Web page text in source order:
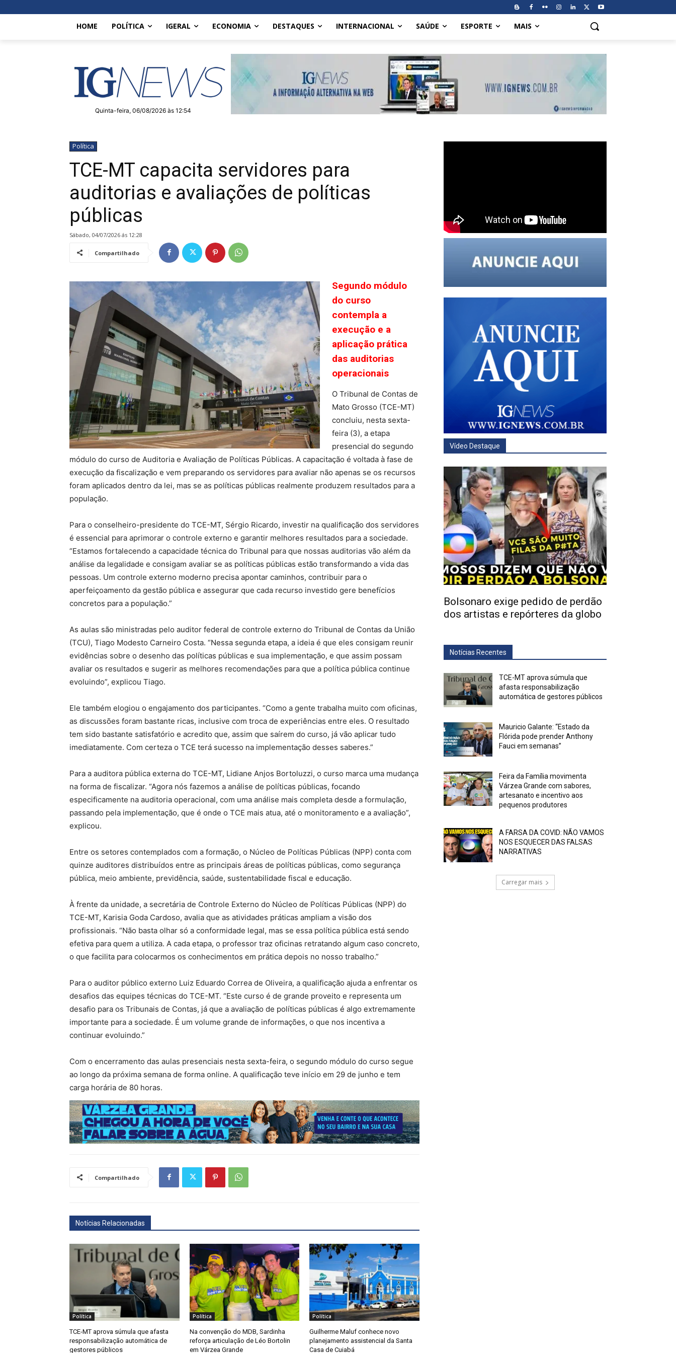
HOME POLÍTICA IGERAL ECONOMIA DESTAQUES INTERNACIONAL SAÚDE ESPORTE MAIS
Quinta-feira, 06/08/2026 às 12:54
Política
TCE-MT capacita servidores para
auditorias e avaliações de políticas
públicas
sábado, 04/07/2026 ás 12:28
Compartilhado
Segundo módulo
do curso
contempla a
execução e a
aplicação prática
das auditorias
operacionais
O Tribunal de Contas de
Mato Grosso (TCE-MT)
concluiu, nesta sexta-
feira (3), a etapa
presencial do segundo
módulo do curso de Auditoria e Avaliação de Políticas Públicas. A capacitação é voltada à fase de
execução da fiscalização e vem preparando os servidores para avaliar não apenas se os recursos
foram aplicados dentro da lei, mas se as políticas públicas realmente produzem resultados para a
população.
Para o conselheiro-presidente do TCE-MT, Sérgio Ricardo, investir na qualificação dos servidores
é essencial para aprimorar o controle externo e garantir melhores resultados para a sociedade.
“Estamos fortalecendo a capacidade técnica do Tribunal para que nossas auditorias vão além da
análise da legalidade e consigam avaliar se as políticas públicas estão transformando a vida das
pessoas. Um controle externo moderno precisa apontar caminhos, contribuir para o
aperfeiçoamento da gestão pública e assegurar que cada recurso investido gere benefícios
concretos para a população.”
As aulas são ministradas pelo auditor federal de controle externo do Tribunal de Contas da União
(TCU), Tiago Modesto Carneiro Costa. “Nessa segunda etapa, a ideia é que eles consigam reunir
evidências sobre o desenho das políticas públicas e sua implementação, e que assim possam
avaliar os resultados e sugerir as melhores recomendações para que a política pública continue
evoluindo”, explicou Tiago.
Ele também elogiou o engajamento dos participantes. “Como a gente trabalha muito com oficinas,
as discussões foram bastante ricas, inclusive com troca de experiências entre eles. O resultado
tem sido bastante satisfatório e acredito que, assim que saírem do curso, já vão aplicar tudo
imediatamente. Com certeza o TCE terá sucesso na implementação desses saberes.”
Para a auditora pública externa do TCE-MT, Lidiane Anjos Bortoluzzi, o curso marca uma mudança
na forma de fiscalizar. “Agora nós fazemos a análise de políticas públicas, focando
especificamente na auditoria operacional, com uma análise mais completa desde a formulação,
passando pela implementação, que é onde o TCE mais atua, até o monitoramento e a avaliação”,
explicou.
Entre os setores contemplados com a formação, o Núcleo de Políticas Públicas (NPP) conta com
quinze auditores distribuídos entre as principais áreas de políticas públicas, como segurança
pública, meio ambiente, previdência, saúde, sustentabilidade fiscal e educação.
À frente da unidade, a secretária de Controle Externo do Núcleo de Políticas Públicas (NPP) do
TCE-MT, Karisia Goda Cardoso, avalia que as atividades práticas ampliam a visão dos
profissionais. “Não basta olhar só a conformidade legal, mas se essa política pública está sendo
efetiva para quem a utiliza. A cada etapa, o professor traz oficinas retratando algum caso concreto,
o que facilita para colocarmos os conhecimentos em prática depois no nosso trabalho.”
Para o auditor público externo Luiz Eduardo Correa de Oliveira, a qualificação ajuda a enfrentar os
desafios das equipes técnicas do TCE-MT. “Este curso é de grande proveito e representa um
desafio para os Tribunais de Contas, já que a avaliação de políticas públicas é algo extremamente
importante para a sociedade. É um volume grande de informações, o que nos incentiva a
continuar evoluindo.”
Com o encerramento das aulas presenciais nesta sexta-feira, o segundo módulo do curso segue
ao longo da próxima semana de forma online. A qualificação teve início em 29 de junho e tem
carga horária de 80 horas.
Compartilhado
Notícias Relacionadas
Política
TCE-MT aprova súmula que afasta
responsabilização automática de
gestores públicos
Política
Na convenção do MDB, Sardinha
reforça articulação de Léo Bortolin
em Várzea Grande
Política
Guilherme Maluf conhece novo
planejamento assistencial da Santa
Casa de Cuiabá
Vídeo Destaque
Bolsonaro exige pedido de perdão
dos artistas e repórteres da globo
Notícias Recentes
TCE-MT aprova súmula que
afasta responsabilização
automática de gestores públicos
Mauricio Galante: “Estado da
Flórida pode prender Anthony
Fauci em semanas”
Feira da Família movimenta
Várzea Grande com sabores,
artesanato e incentivo aos
pequenos produtores
A FARSA DA COVID: NÃO VAMOS
NOS ESQUECER DAS FALSAS
NARRATIVAS
Carregar mais